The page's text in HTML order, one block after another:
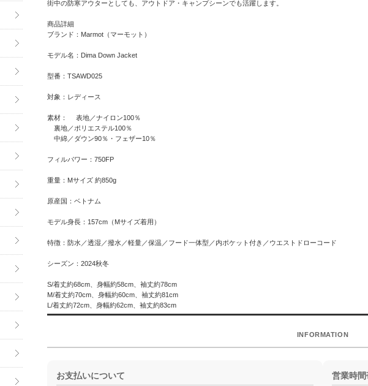
街中の防寒アウターとしても、アウトドア・キャンプシーンでも活躍します。
商品詳細
ブランド：Marmot（マーモット）
モデル名：Dima Down Jacket
型番：TSAWD025
対象：レディース
素材： 表地／ナイロン100％
裏地／ポリエステル100％
中綿／ダウン90％・フェザー10％
フィルパワー：750FP
重量：Mサイズ 約850g
原産国：ベトナム
モデル身長：157cm（Mサイズ着用）
特徴：防水／透湿／撥水／軽量／保温／フード一体型／内ポケット付き／ウエストドローコード
シーズン：2024秋冬
S/着丈約68cm、身幅約58cm、袖丈約78cm
M/着丈約70cm、身幅約60cm、袖丈約81cm
L/着丈約72cm、身幅約62cm、袖丈約83cm
INFORMATION
お支払いについて
営業時